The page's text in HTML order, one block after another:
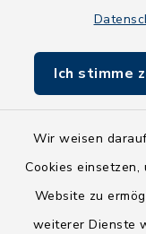
Ich stimme
Wir weisen
Cookies
Website zu
weiterer Dienste
Rickling
Dobbruntz
0176/